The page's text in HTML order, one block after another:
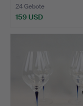
24 Gebote
159 USD